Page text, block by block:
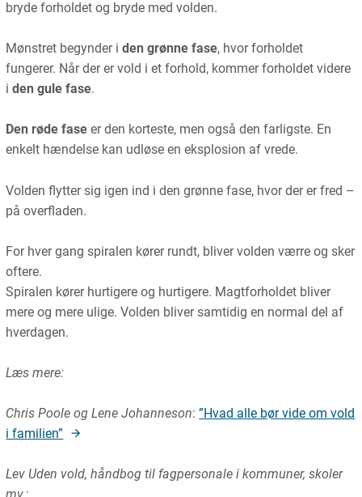
bryde forholdet og bryde med volden.
Mønstret begynder iden grønne fase, hvor forholdet
fungerer. Når der er vold i et forhold, kommer forholdet videre
iden gule fase.
Den røde fase er den korteste, men også den farligste. En
enkelt hændelse kan udløse en eksplosion af vrede.
Volden flytter sig igen ind i den grønne fase, hvor der er fred –
på overfladen.
For hver gang spiralen kører rundt, bliver volden værre og sker
oftere.
Spiralen kører hurtigere og hurtigere. Magtforholdet bliver
mere og mere ulige. Volden bliver samtidig en normal del af
hverdagen.
Læs mere:
Chris Poole og Lene Johanneson:”Hvad alle bør vide om vold
i familien”
Lev Uden vold, håndbog til fagpersonale i kommuner, skoler